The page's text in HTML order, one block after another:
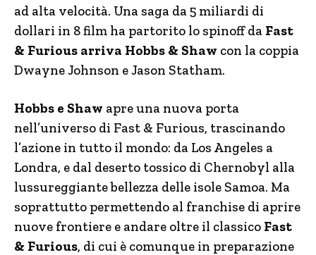
ad alta velocità. Una saga da 5 miliardi di
dollari in 8 film ha partorito lo spinoff da Fast
& Furious arriva Hobbs & Shaw con la coppia
Dwayne Johnson e Jason Statham.
Hobbs e Shaw apre una nuova porta
nell’universo di Fast & Furious, trascinando
l’azione in tutto il mondo: da Los Angeles a
Londra, e dal deserto tossico di Chernobyl alla
lussureggiante bellezza delle isole Samoa. Ma
soprattutto permettendo al franchise di aprire
nuove frontiere e andare oltre il classico Fast
& Furious, di cui è comunque in preparazione